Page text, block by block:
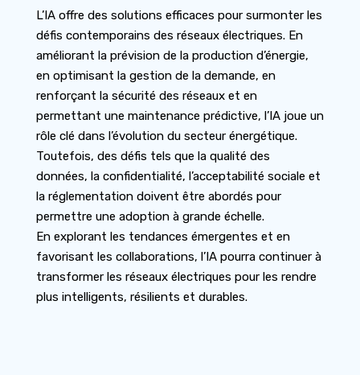
L’IA offre des solutions efficaces pour surmonter les
défis contemporains des réseaux électriques. En
améliorant la prévision de la production d’énergie,
en optimisant la gestion de la demande, en
renforçant la sécurité des réseaux et en
permettant une maintenance prédictive, l’IA joue un
rôle clé dans l’évolution du secteur énergétique.
Toutefois, des défis tels que la qualité des
données, la confidentialité, l’acceptabilité sociale et
la réglementation doivent être abordés pour
permettre une adoption à grande échelle.
En explorant les tendances émergentes et en
favorisant les collaborations, l’IA pourra continuer à
transformer les réseaux électriques pour les rendre
plus intelligents, résilients et durables.